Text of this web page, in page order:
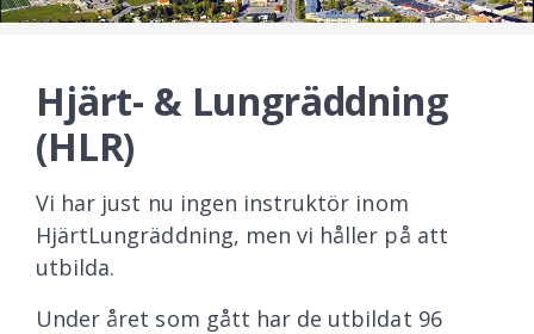
Hjärt- & Lungräddning
(HLR)
Vi har just nu ingen instruktör inom
HjärtLungräddning, men vi håller på att
utbilda.
Under året som gått har de utbildat 96